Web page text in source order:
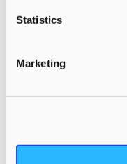
Statistics
Marketing